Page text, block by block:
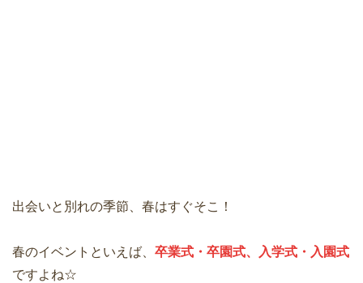
出会いと別れの季節、春はすぐそこ！
春のイベントといえば、 卒業式・卒園式、入学式・入園式
ですよね☆